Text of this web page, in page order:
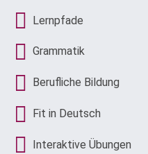
Lernpfade
Grammatik
Berufliche Bildung
Fit in Deutsch
Interaktive Übungen